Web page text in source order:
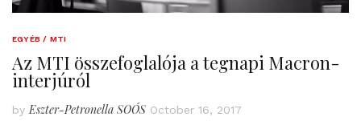
EGYÉB / MTI
Az MTI összefoglalója a tegnapi Macron-
interjúról
by Eszter-Petronella SOÓS October 16, 2017